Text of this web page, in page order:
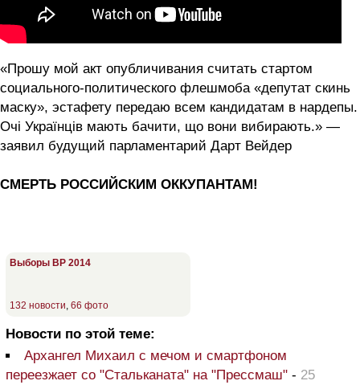
«Прошу мой акт опубличивания считать стартом
социального-политического флешмоба «депутат скинь
маску», эстафету передаю всем кандидатам в нардепы.
Очі Українців мають бачити, що вони вибирають.» —
заявил будущий парламентарий Дарт Вейдер
СМЕРТЬ РОССИЙСКИМ ОККУПАНТАМ!
Выборы ВР 2014
132 новости 66 фото
Новости по этой теме:
Архангел Михаил с мечом и смартфоном
переезжает со "Стальканата" на "Прессмаш" - 25